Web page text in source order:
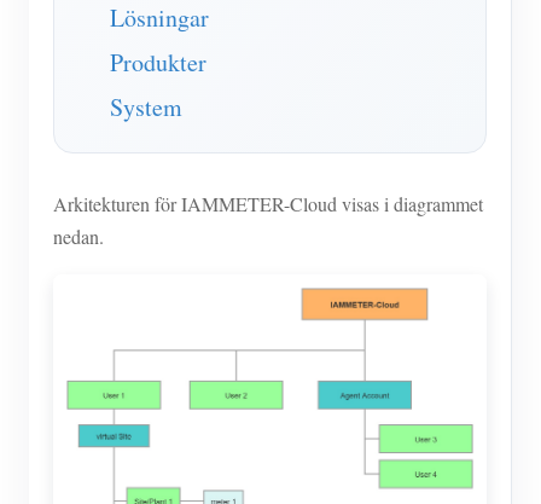
Solar PV System Energiövervakning
Elförbrukningsmonitor
PV-värmare styrsystem
Fabrikens energiövervakning
Lagra
Resurser
Bloggar
Lösningar
Produkter
System
Arkitekturen för IAMMETER-Cloud visas i diagrammet
nedan.